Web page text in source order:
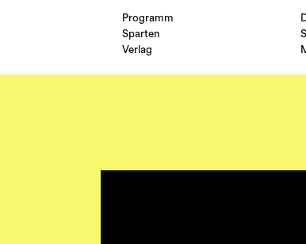
Programm
Sparten
Verlag